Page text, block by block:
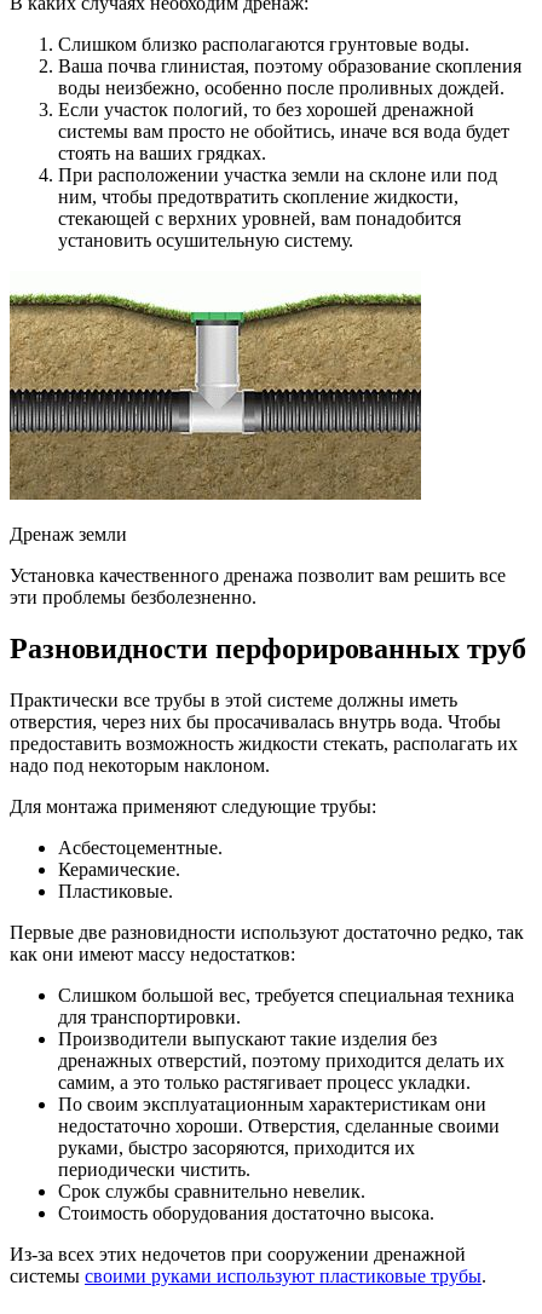
Слишком близко располагаются грунтовые воды.
Ваша почва глинистая, поэтому образование скопления
воды неизбежно, особенно после проливных дождей.
Если участок пологий, то без хорошей дренажной
системы вам просто не обойтись, иначе вся вода будет
стоять на ваших грядках.
При расположении участка земли на склоне или под
ним, чтобы предотвратить скопление жидкости,
стекающей с верхних уровней, вам понадобится
установить осушительную систему.
Дренаж земли
Установка качественного дренажа позволит вам решить все
эти проблемы безболезненно.
Разновидности перфорированных труб
Практически все трубы в этой системе должны иметь
отверстия, через них бы просачивалась внутрь вода. Чтобы
предоставить возможность жидкости стекать, располагать их
надо под некоторым наклоном.
Для монтажа применяют следующие трубы:
Асбестоцементные.
Керамические.
Пластиковые.
Первые две разновидности используют достаточно редко, так
как они имеют массу недостатков:
Слишком большой вес, требуется специальная техника
для транспортировки.
Производители выпускают такие изделия без
дренажных отверстий, поэтому приходится делать их
самим, а это только растягивает процесс укладки.
По своим эксплуатационным характеристикам они
недостаточно хороши. Отверстия, сделанные своими
руками, быстро засоряются, приходится их
периодически чистить.
Срок службы сравнительно невелик.
Стоимость оборудования достаточно высока.
Из-за всех этих недочетов при сооружении дренажной
системы своими руками используют пластиковые трубы.